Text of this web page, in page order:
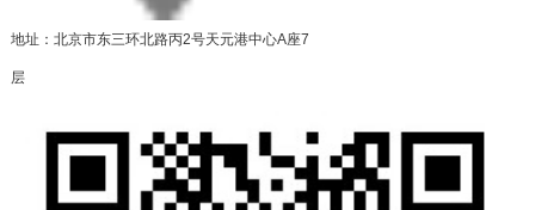
地址：北京市东三环北路丙2号天元港中心A座7
层